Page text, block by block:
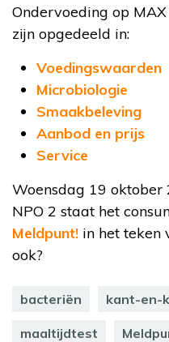
Ondervoeding op
zijn opgedeeld in:
Voedingswaarden
Microbiologie
Smaakbeleving
Aanbod en prijs
Service
Woensdag 19
NPO 2 staat het
Meldpunt! in het teken
ook?
bacteriën kant-en-
maaltijdtest